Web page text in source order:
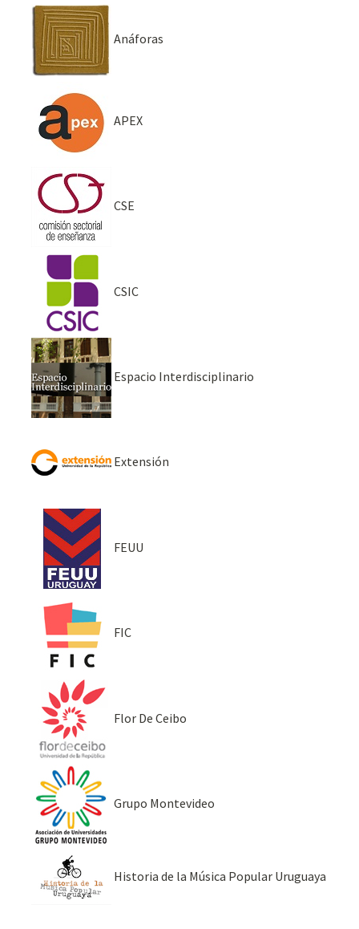
Anáforas
APEX
CSE
CSIC
Espacio Interdisciplinario
Extensión
FEUU
FIC
Flor De Ceibo
Grupo Montevideo
Historia de la Música Popular Uruguaya